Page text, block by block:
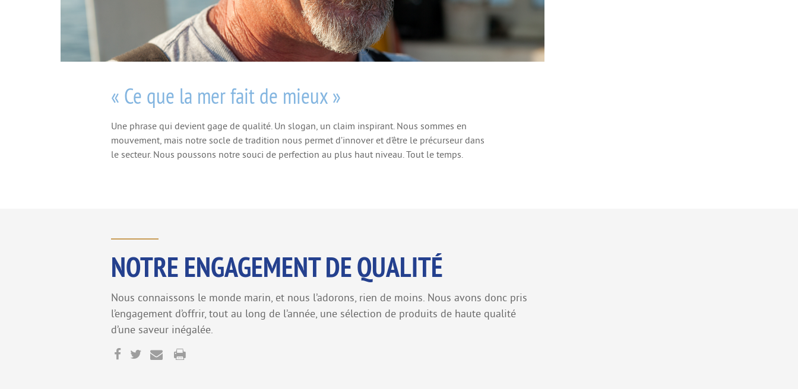
« Ce que la mer fait de mieux »
Une phrase qui devient gage de qualité. Un slogan, un claim inspirant. Nous sommes en
mouvement, mais notre socle de tradition nous permet d’innover et d’être le précurseur dans
le secteur. Nous poussons notre souci de perfection au plus haut niveau. Tout le temps.
NOTRE ENGAGEMENT DE QUALITÉ
Nous connaissons le monde marin, et nous l’adorons, rien de moins. Nous avons donc pris
l’engagement d’offrir, tout au long de l’année, une sélection de produits de haute qualité
d’une saveur inégalée.